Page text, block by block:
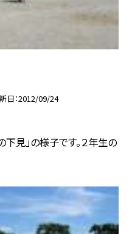
日 2012/09/24
下見」の様子です。２年生の